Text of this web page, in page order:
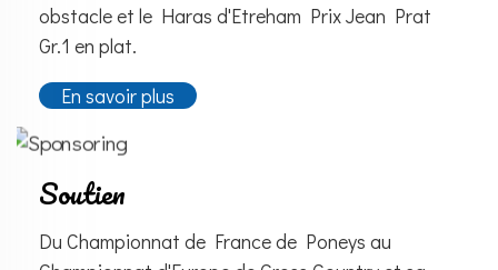
obstacle et le Haras d'Etreham Prix Jean Prat
Gr.1 en plat.
En savoir plus
Soutien
Du Championnat de France de Poneys au